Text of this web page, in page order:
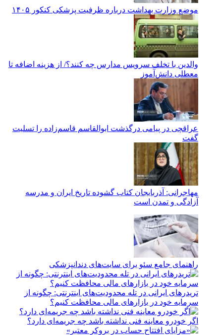
موضع وزارت بهداشت درباره ظرفیت پزشکی کنکور ۱۴۰۵
والدین با تخلف سرویس مدارس چه کنند؟/ از هزینه اضافه تا
معطلی دانش‌آموز
عراقچی در پیامی درگذشت ابوالقاسم قاسم‌زاده را تسلیت
گفت
مهاجرانی: آذربایجان کتاب گشوده تاریخ ایران و مدرسه
آزادگی و تمدن است
راهنمای جامع سئو برای سایت‌های دندانپزشکی
تریدرهای ایرانی در تله محدودیت‌های اینترنتی: چگونه از
سرمایه خود در بازارهای مالی محافظت کنیم؟
اگر خودرو معاینه فنی نداشته باشد چه جریمه‌ای دارد؟